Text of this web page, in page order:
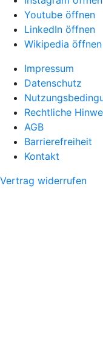
Youtube öffnen
LinkedIn öffnen
Wikipedia öffnen
Impressum
Datenschutz
Rechtliche
AGB
Barrierefreiheit
Kontakt
Vertrag widerrufen